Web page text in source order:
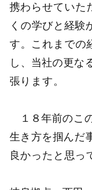
携わらせていた
くの学びと経験
す。これまでの
し、当社の更な
張ります。
１８年前のこ
生き方を掴んだ
良かったと思っ